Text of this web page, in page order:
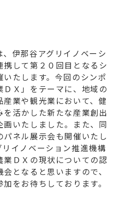
伊那谷アグリイノベーシ
携して第２０回目となるシ
いたします。今回のシンポ
ＤＸ」をテーマに、地域の
業や観光業において、健
活かした新たな産業創出
画いたしました。また、同
パネル展示会も開催いたし
リイノベーション推進機構
業ＤＸの現状についての認
となると思いますので、
をお待ちしております。